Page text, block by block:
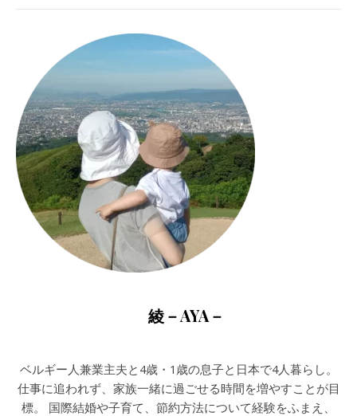
綾－AYA－
ベルギー人兼業主夫と4歳・1歳の息子と日本で4人暮らし。
仕事に追われず、家族一緒に過ごせる時間を増やすことが目
標。 国際結婚や子育て、節約方法について経験をふまえ、